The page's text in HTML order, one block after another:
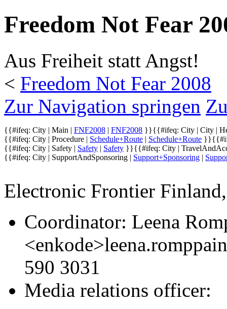
Freedom Not Fear
Aus Freiheit statt Angst!
< Freedom Not Fear 2008
Zur Navigation springen
{{#ifeq: City | Main | FNF2008 | FNF2008 }}{{#ifeq: City | City |
{{#ifeq: City | Procedure | Schedule+Route | Schedule+Route }}
{{#ifeq: City | Safety | Safety | Safety }}{{#ifeq: City |
{{#ifeq: City | SupportAndSponsoring | Support+Sponsoring |
Electronic Frontier
Coordinator: Leena
590 3031
Media relations officer: